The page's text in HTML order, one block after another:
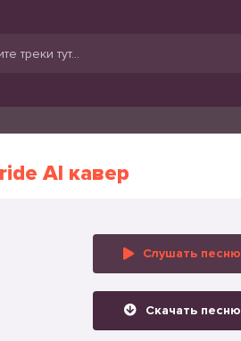
AI кавер
Слушать песню
Скачать песню